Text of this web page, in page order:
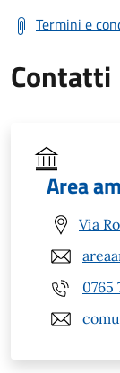
Termini e
Contatti
Area
Via
0765